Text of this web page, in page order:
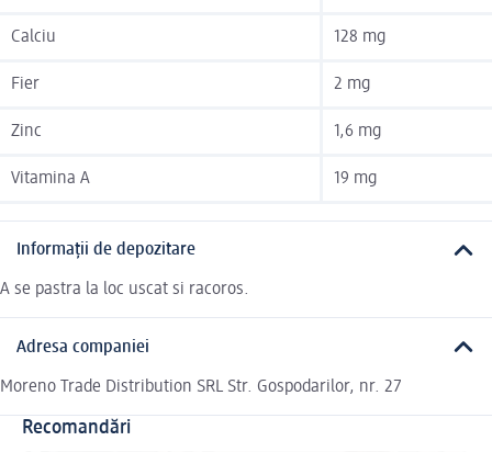
Calciu 128 mg
Fier 2 mg
Zinc 1,6 mg
Vitamina A 19 mg
Informații de depozitare
A se pastra la loc uscat si racoros.
Adresa companiei
Moreno Trade Distribution SRL Str. Gospodarilor, nr. 27
Recomandări